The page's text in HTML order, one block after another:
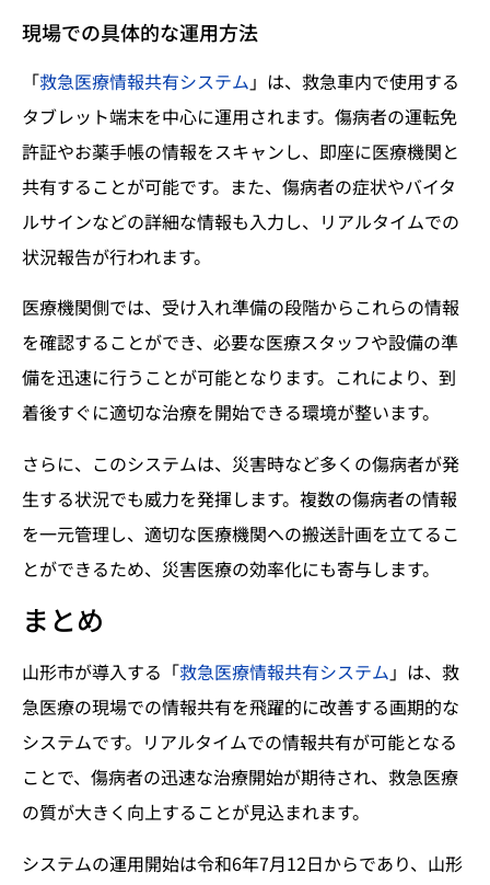
現場での具体的な運用方法
「救急医療情報共有システム 」は、救急車内で使用する
タブレット端末を中心に運用されます。傷病者の運転免
許証やお薬手帳の情報をスキャンし、即座に医療機関と
共有することが可能です。また、傷病者の症状やバイタ
ルサインなどの詳細な情報も入力し、リアルタイムでの
状況報告が行われます。
医療機関側では、受け入れ準備の段階からこれらの情報
を確認することができ、必要な医療スタッフや設備の準
備を迅速に行うことが可能となります。これにより、到
着後すぐに適切な治療を開始できる環境が整います。
さらに、このシステムは、災害時など多くの傷病者が発
生する状況でも威力を発揮します。複数の傷病者の情報
を一元管理し、適切な医療機関への搬送計画を立てるこ
とができるため、災害医療の効率化にも寄与します。
まとめ
山形市が導入する「救急医療情報共有システム 」は、救
急医療の現場での情報共有を飛躍的に改善する画期的な
システムです。リアルタイムでの情報共有が可能となる
ことで、傷病者の迅速な治療開始が期待され、救急医療
の質が大きく向上することが見込まれます。
システムの運用開始は令和6年7月12日からであり、山形